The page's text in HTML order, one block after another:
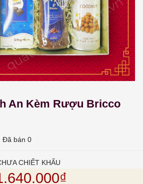
An Kèm Rượu Bricco
Đã bán 0
CHIẾT KHẤU
₫